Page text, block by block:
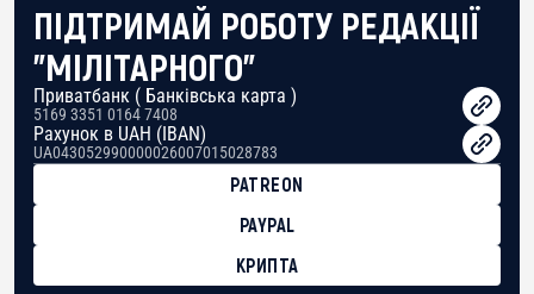
ПІДТРИМАЙ РОБОТУ РЕДАКЦІЇ
"МІЛІТАРНОГО"
Приватбанк ( Банківська карта )
5169 3351 0164 7408
Рахунок в UAH (IBAN)
UA043052990000026007015028783
PATREON
PAYPAL
КРИПТА